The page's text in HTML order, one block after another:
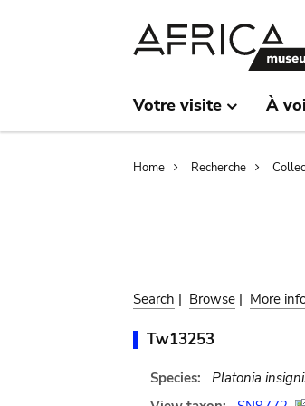
Votre visite À
Home Recherche
Search | Browse | More
Tw13253
Species: Platonia